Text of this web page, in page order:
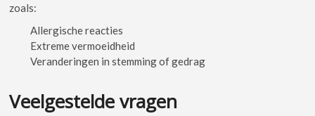
zoals:
Allergische reacties
Extreme vermoeidheid
Veranderingen in stemming of gedrag
Veelgestelde vragen